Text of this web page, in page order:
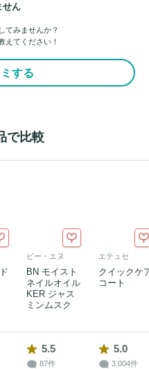
せん
てみませんか？
えてください！
する
で比較
ビー・エヌ
BN モイスト
ネイルオイル
KER ジャス
ミンムスク
エテュセ
クイックケ
コート
5.5
87件
5.0
3,004件